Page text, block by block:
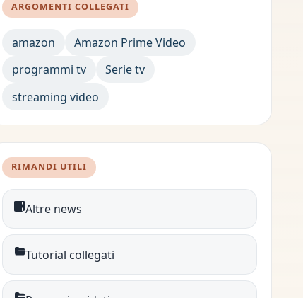
ARGOMENTI COLLEGATI
amazon
Amazon Prime Video
programmi tv
Serie tv
streaming video
RIMANDI UTILI
Altre news
Tutorial collegati